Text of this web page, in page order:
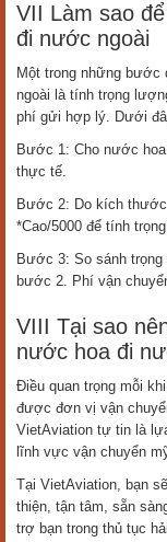
VII Làm sao
đi nước ngoài
Một trong những
ngoài là tính trọng
phí gửi hợp lý. Dưới
Bước 1: Cho nước
thực tế.
Bước 2: Do kích thước
*Cao/5000 để tính
Bước 3: So sánh
bước 2. Phí vận
VIII Tại sao
nước hoa đi
Điều quan trọng mỗi
được đơn vị vận
VietAviation tự tin là
lĩnh vực vận chuyển
Tại VietAviation, bạn
thiện, tận tâm, sẵn
trợ bạn trong thủ tục